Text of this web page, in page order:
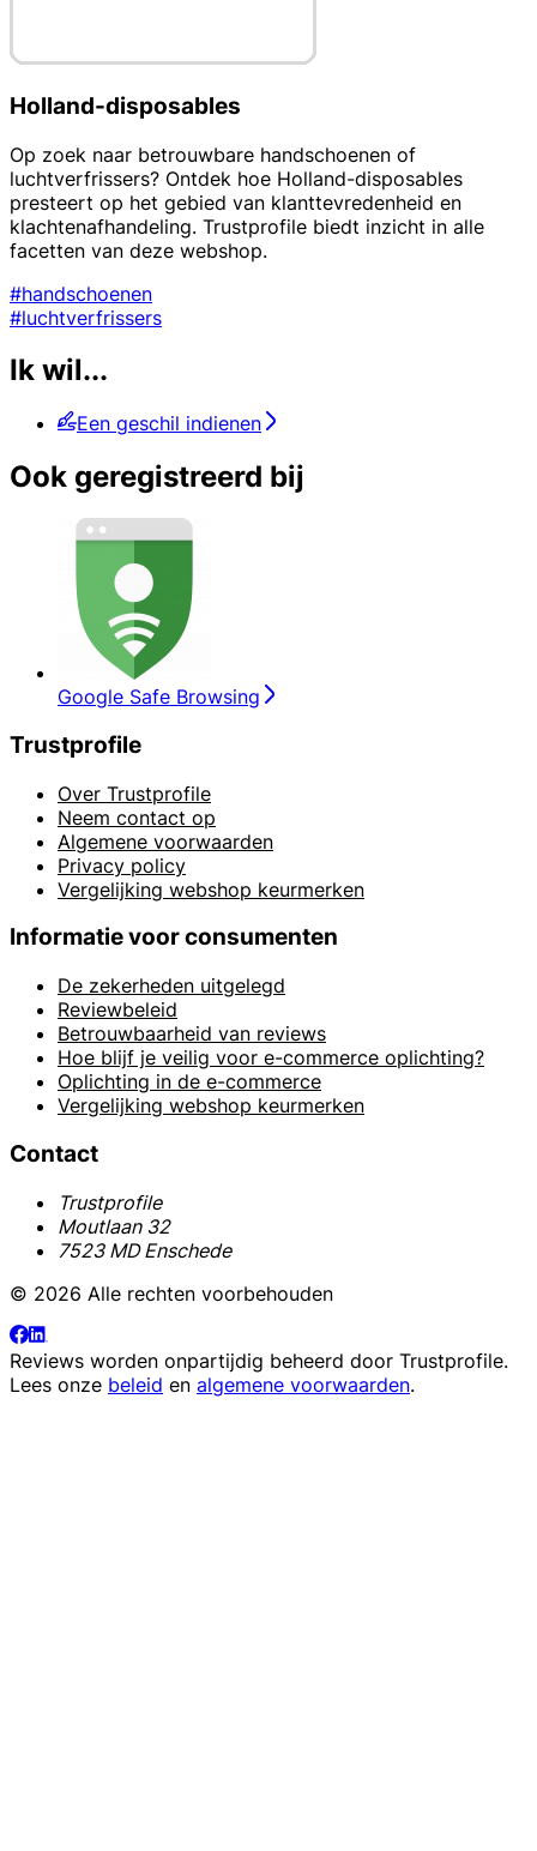
Holland-disposables
Op zoek naar betrouwbare handschoenen of
luchtverfrissers? Ontdek hoe Holland-disposables
presteert op het gebied van klanttevredenheid en
klachtenafhandeling. Trustprofile biedt inzicht in alle
facetten van deze webshop.
#handschoenen
#luchtverfrissers
Ik wil...
Een geschil indienen
Ook geregistreerd bij
Google Safe Browsing
Trustprofile
Over Trustprofile
Neem contact op
Algemene voorwaarden
Privacy policy
Vergelijking webshop keurmerken
Informatie voor consumenten
De zekerheden uitgelegd
Reviewbeleid
Betrouwbaarheid van reviews
Hoe blijf je veilig voor e-commerce oplichting?
Oplichting in de e-commerce
Vergelijking webshop keurmerken
Contact
Trustprofile
Moutlaan 32
7523 MD Enschede
© 2026 Alle rechten voorbehouden
Reviews worden onpartijdig beheerd door Trustprofile.
Lees onze beleid en algemene voorwaarden.